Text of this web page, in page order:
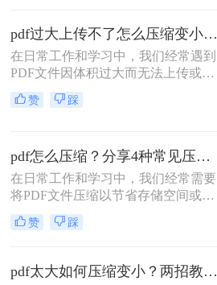
绍三种实用的PDF压缩方法，帮助您
轻松将PDF文件压缩得更小。
pdf过大上传不了怎么压缩变小？快来试试这3种压缩方法！
在日常工作和学习中，我们经常遇到
PDF文件因体积过大而无法上传或分
享的情况。那么pdf过大上传不了怎么
压缩变小呢？为了帮助您轻松应对这
赞 踩
pdf怎么压缩？分享4种常见压缩方法！
在日常工作和学习中，我们经常需要
将PDF文件压缩以节省存储空间或加
快传输速度。那么pdf怎么压缩呢？本
文将介绍几种常见的PDF压缩方法。
赞 踩
pdf太大如何压缩变小？两招教你轻松压缩！